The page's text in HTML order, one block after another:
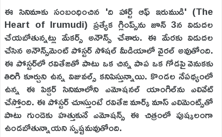
ఈ సినిమాకు సంబంధించిన 'ది హార్ట్ ఆఫ్ ఇరుముడి' (The
Heart of Irumudi) ప్రత్యేక గ్లింప్స్‌ను జూన్ 3న విడుదల
చేయబోతున్నట్లు మేకర్స్ అనౌన్స్ చేశారు. ఈ మేరకు విడుదల
చేసిన అనౌన్స్‌మెంట్ పోస్టర్ సోషల్ మీడియాలో వైరల్ అవుతోంది.
ఈ పోస్టర్‌లో రవితేజతో పాటు ఒక చిన్న పాప ఒక గోడపై వెనుకకు
తిరిగి కూర్చుని ఉన్న విజువల్స్ కనిపిస్తున్నాయి. కొండల నేపథ్యంలో
ఉన్న ఈ పిక్చర్ సినిమాలోని ఎమోషనల్ యాంగిల్‌ను ఎలివేట్
చేస్తోంది. ఈ పోస్టర్ చూస్తుంటే రవితేజ మార్క్ మాస్ ఎలిమెంట్స్‌తో
పాటు గుండెకు హత్తుకునే ఎమోషన్స్ ఈ చిత్రంలో పుష్కలంగా
ఉండబోతున్నాయని స్పష్టమవుతోంది.